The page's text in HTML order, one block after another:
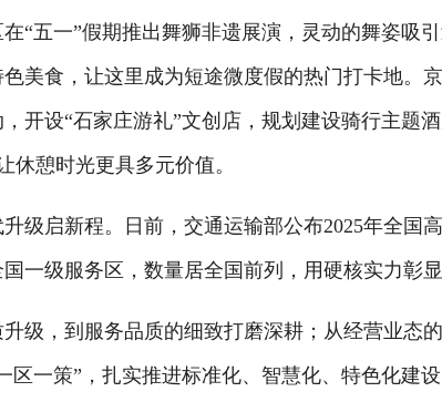
“五一”假期推出舞狮非遗展演，灵动的舞姿吸
美食，让这里成为短途微度假的热门打卡地。
开设“石家庄游礼”文创店，规划建设骑行主题
休憩时光更具多元价值。
启新程。日前，交通运输部公布2025年全国
一级服务区，数量居全国前列，用硬核实力彰
，到服务品质的细致打磨深耕；从经营业态
区一策”，扎实推进标准化、智慧化、特色化建